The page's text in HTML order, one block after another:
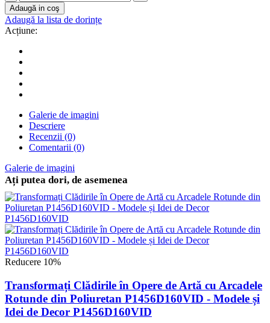
Adaugă in coş
Adaugă la lista de dorințe
Acțiune:
Galerie de imagini
Descriere
Recenzii (0)
Comentarii (0)
Galerie de imagini
Ați putea dori, de asemenea
Reducere 10%
Transformați Clădirile în Opere de Artă cu Arcadele
Rotunde din Poliuretan P1456D160VID - Modele și
Idei de Decor P1456D160VID